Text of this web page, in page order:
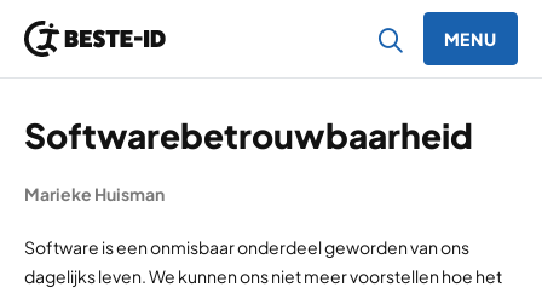
MENU
Softwarebetrouwbaarheid
Marieke Huisman
Software is een onmisbaar onderdeel geworden van ons
dagelijks leven. We kunnen ons niet meer voorstellen hoe het